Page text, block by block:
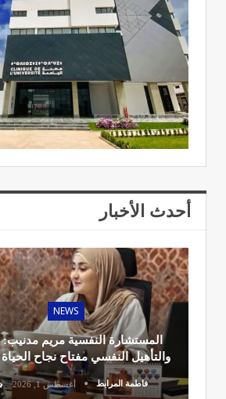
أحدث الأخبار
NEWS
المستشارة النفسية مريم مدنيب:
والتأهيل النفسي مفتاح نجاح الحياة
فاطمة المرابط أغسطس 1, 2026